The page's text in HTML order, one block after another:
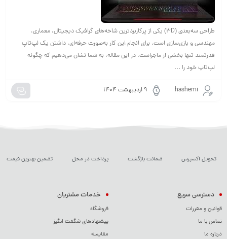
طراحی سه‌بعدی (3D) یکی از پرکاربردترین شاخه‌های گرافیک دیجیتال، معماری،
مهندسی و بازی‌سازی است. برای انجام این کار به‌صورت حرفه‌ای، داشتن یک لپ‌تاپ
قدرتمند تنها بخشی از ماجراست. در این مقاله، به شما نشان می‌دهیم که چگونه
لپ‌تاپ خود را ...
hashemi ۹ اردیبهشت ۱۴۰۴
تحویل اکسپرس ضمانت بازگشت پرداخت در محل تضمین بهترین قیمت
دسترسی سریع
قوانین و مقررات
تماس با ما
درباره ما
خدمات مشتریان
فروشگاه
پیشنهادهای شگفت انگیز
مقایسه